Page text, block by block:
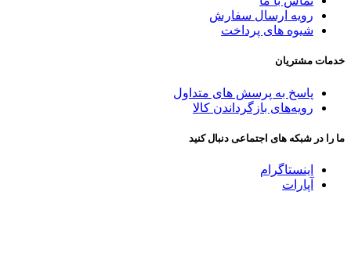
رویه ارسال سفارش
شیوه های پرداخت
خدمات مشتریان
پاسخ به پرسش های متداول
رویه‌های بازگرداندن کالا
ما را در شبکه های اجتماعی دنبال کنید
اینستاگرام
آپارات